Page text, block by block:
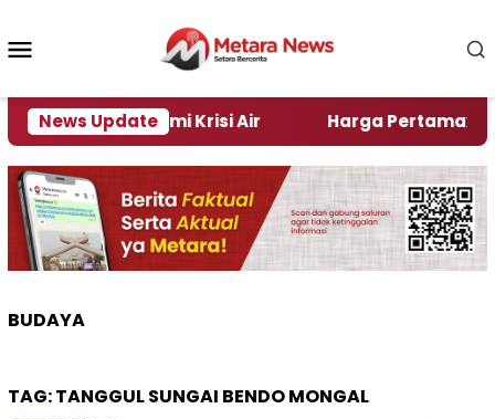
konten
News Update
Jember Alami Krisi Air Harga Pertamax Turun
BUDAYA
TAG:TANGGUL SUNGAI BENDO MONGAL